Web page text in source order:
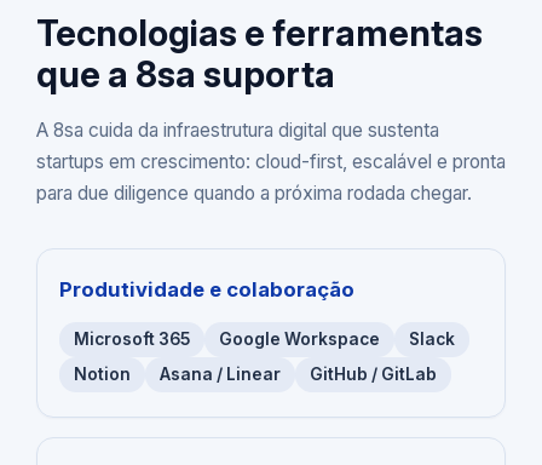
Tecnologias e ferramentas
que a 8sa suporta
A 8sa cuida da infraestrutura digital que sustenta
startups em crescimento: cloud-first, escalável e pronta
para due diligence quando a próxima rodada chegar.
Produtividade e colaboração
Microsoft 365 Google Workspace
Slack
Notion
Asana / Linear GitHub / GitLab